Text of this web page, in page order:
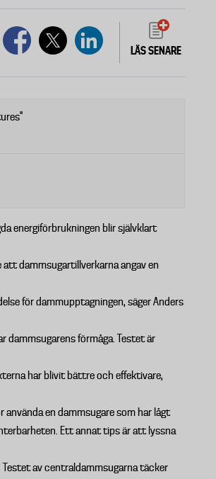
LÄS SENARE
energiförbrukningen blir självklart
dammsugartillverkarna angav en
för dammupptagningen, säger Anders
förmåga. Testet är
har blivit bättre och effektivare,
en dammsugare som har lågt
Ett annat tips är att lyssna
av centraldammsugarna täcker